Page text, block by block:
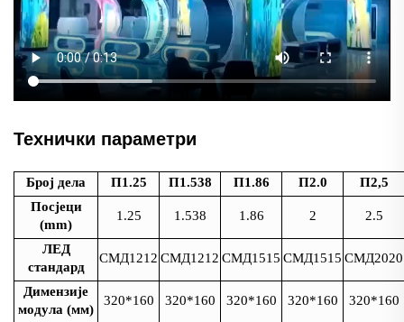
Технички параметри
Број дела П1.25 П1.538 П1.86 П2.0
П2,5
Посјеци
(mm)
1.25 1.538 1.86 2 2.5
ЛЕД
стандард
СМД1212 СМД1212 СМД1515 СМД1515 СМД2020
Димензије
модула (мм)
320*160 320*160 320*160 320*160 320*160